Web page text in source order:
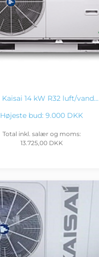
Kaisai 14 kW R32 luft/vand…
Højeste bud: 9.000 DKK
Total inkl. salær og moms:
13.725,00 DKK